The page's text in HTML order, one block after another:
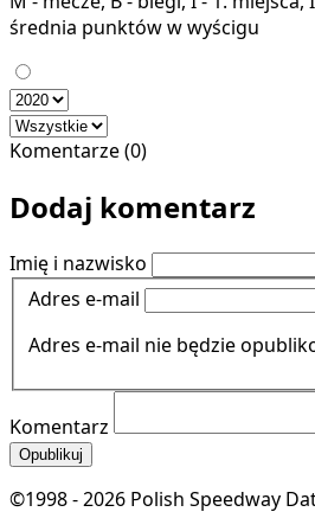
średnia punktów w wyścigu
Komentarze (0)
Dodaj komentarz
Imię i nazwisko
Adres e-mail
Adres e-mail nie będzie
Komentarz
Opublikuj
©1998 - 2026 Polish Speedway